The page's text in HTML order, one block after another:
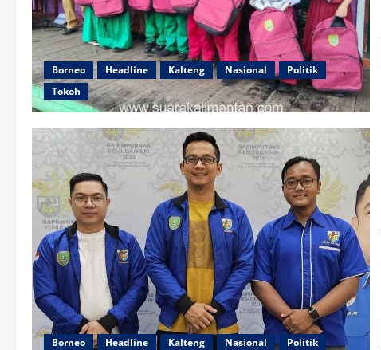
Borneo Headline Kalteng Nasional
Politik
Tokoh
Borneo Headline Kalteng Nasional
Politik